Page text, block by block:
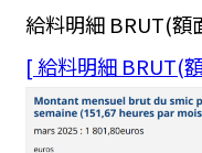
給料明細 BRUT(額
[ 給料明細 BRUT(